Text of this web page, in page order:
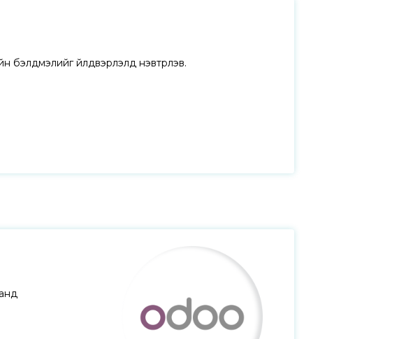
бэлдмэлийгүйлдвэрлэлд нэвтрүүлэв.